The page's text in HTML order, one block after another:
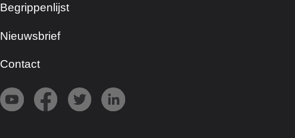
Begrippenlijst
Nieuwsbrief
Contact